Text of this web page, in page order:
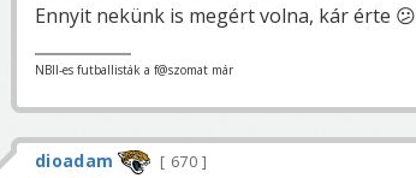
Ennyit nekünk is megért volna, kár érte 😕
NBII-es futballisták a f@szomat már
dioadam 670